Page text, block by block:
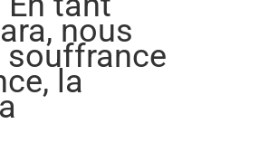
nous
souffrance
la